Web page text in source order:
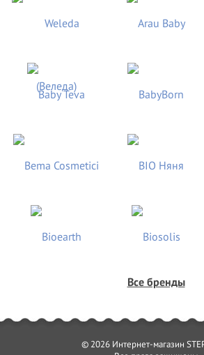
Все бренды
© 2026 Интернет-магазин